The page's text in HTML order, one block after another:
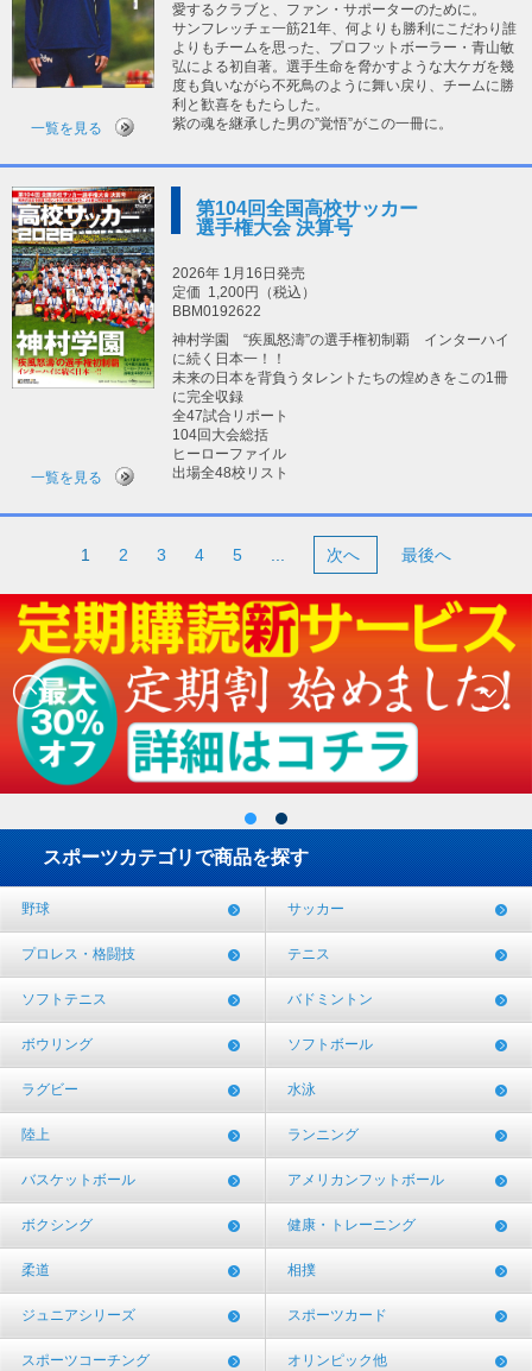
愛するクラブと、ファン・サポーターのために。
サンフレッチェ一筋21年、何よりも勝利にこだわり誰
よりもチームを思った、プロフットボーラー・青山敏
弘による初自著。選手生命を脅かすような大ケガを幾
度も負いながら不死鳥のように舞い戻り、チームに勝
利と歓喜をもたらした。
紫の魂を継承した男の”覚悟”がこの一冊に。
一覧を見る
第104回全国高校サッカー
選手権大会 決算号
2026年 1月16日発売
定価 1,200円（税込）
BBM0192622
神村学園 “疾風怒濤”の選手権初制覇 インターハイ
に続く日本一！！
未来の日本を背負うタレントたちの煌めきをこの1冊
に完全収録
全47試合リポート
104回大会総括
ヒーローファイル
出場全48校リスト
一覧を見る
1 2 3 4 5 ... 次へ 最後へ
スポーツカテゴリで商品を探す
野球 サッカー
プロレス・格闘技 テニス
ソフトテニス バドミントン
ボウリング ソフトボール
ラグビー 水泳
陸上 ランニング
バスケットボール アメリカンフットボール
ボクシング 健康・トレーニング
柔道 相撲
ジュニアシリーズ スポーツカード
スポーツコーチング オリンピック他